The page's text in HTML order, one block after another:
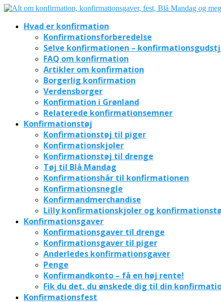
Hvad er konfirmation
Konfirmationsforberedelse
Selve konfirmationen –
FAQ om konfirmation
Artikler om konfirmation
Borgerlig konfirmation
Verdensborger
Konfirmation i Grønland
Relaterede konfirmationsemner
Konfirmationstøj
Konfirmationstøj til piger
Konfirmationskjoler
Konfirmationstøj til drenge
Tøj til Blå Mandag
Konfirmationshår til konfirmationen
Konfirmationsnegle
Konfirmandmerchandise
Lilly konfirmationskjoler og
Konfirmationsgaver
Konfirmationsgaver til drenge
Konfirmationsgaver til piger
Anderledes konfirmationsgaver
Penge
Konfirmandkonto – få en høj rente!
Fik du det, du ønskede dig til din
Konfirmationsfest